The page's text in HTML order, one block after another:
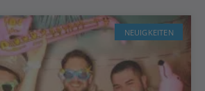
NEUIGKEITEN